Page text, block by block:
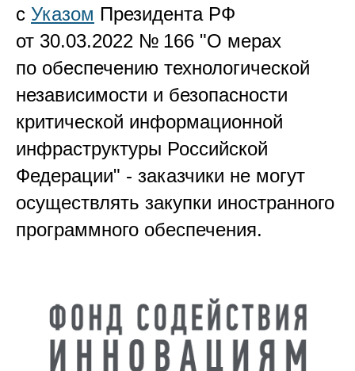
с Указом Президента РФ
от 30.03.2022 № 166 "О мерах
по обеспечению технологической
независимости и безопасности
критической информационной
инфраструктуры Российской
Федерации" - заказчики не могут
осуществлять закупки иностранного
программного обеспечения.